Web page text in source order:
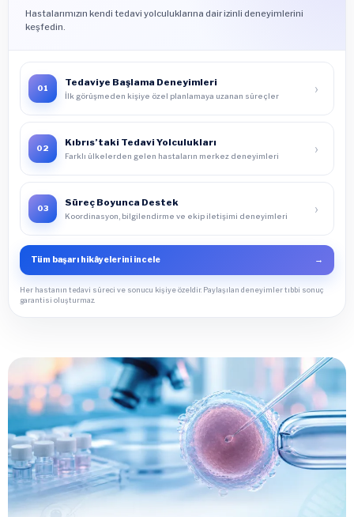
Hastalarımızın kendi tedavi yolculuklarına dair izinli deneyimlerini
keşfedin.
01
Tedaviye Başlama Deneyimleri
İlk görüşmeden kişiye özel planlamaya uzanan süreçler ›
02
Kıbrıs’taki Tedavi Yolculukları
Farklı ülkelerden gelen hastaların merkez deneyimleri ›
03
Süreç Boyunca Destek
Koordinasyon, bilgilendirme ve ekip iletişimi deneyimleri ›
Tüm başarı hikâyelerini incele →
Her hastanın tedavi süreci ve sonucu kişiye özeldir. Paylaşılan deneyimler tıbbi sonuç
garantisi oluşturmaz.